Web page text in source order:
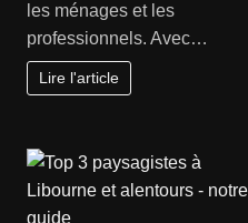
les ménages et les
professionnels. Avec…
Lire l'article